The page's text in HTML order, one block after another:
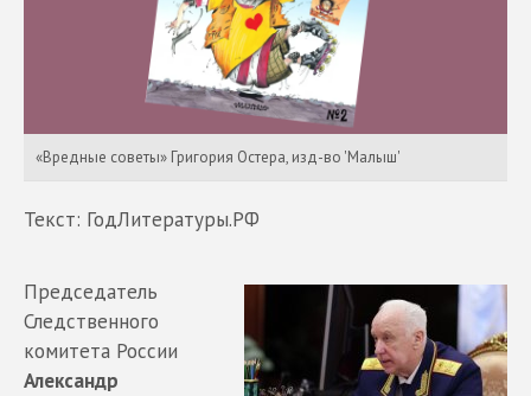
«Вредные советы» Григория Остера, изд-во 'Малыш'
Текст: ГодЛитературы.РФ
Председатель
Следственного
комитета России
Александр